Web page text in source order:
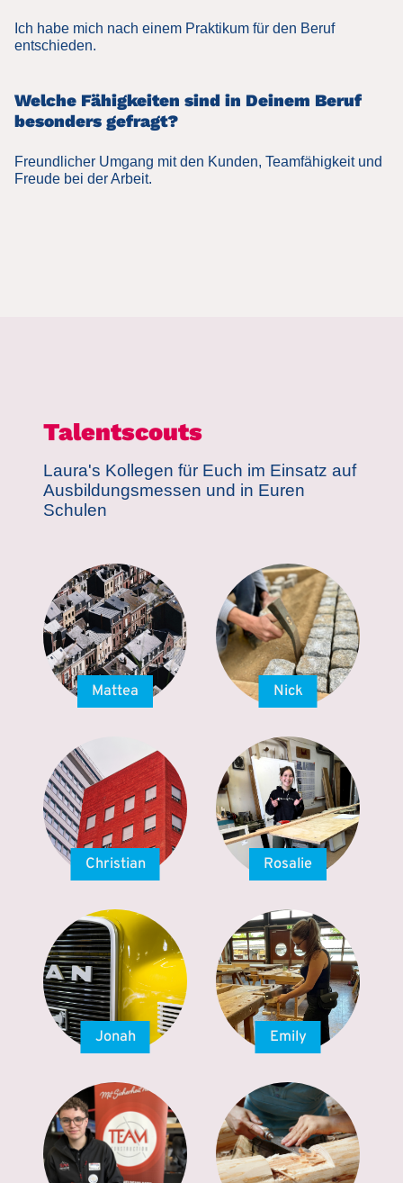
Ich habe mich nach einem Praktikum für den Beruf
entschieden.
Welche Fähigkeiten sind in Deinem Beruf
besonders gefragt?
Freundlicher Umgang mit den Kunden, Teamfähigkeit und
Freude bei der Arbeit.
Talentscouts
Laura's Kollegen für Euch im Einsatz auf
Ausbildungsmessen und in Euren
Schulen
Mattea Nick
Christian Rosalie
Jonah Emily